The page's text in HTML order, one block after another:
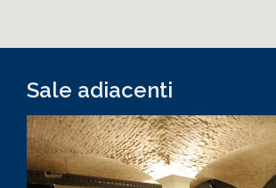
Sale adiacenti